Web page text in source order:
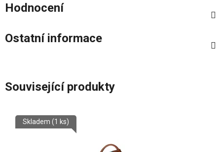
Hodnocení
Ostatní informace
Související produkty
Skladem (1 ks)